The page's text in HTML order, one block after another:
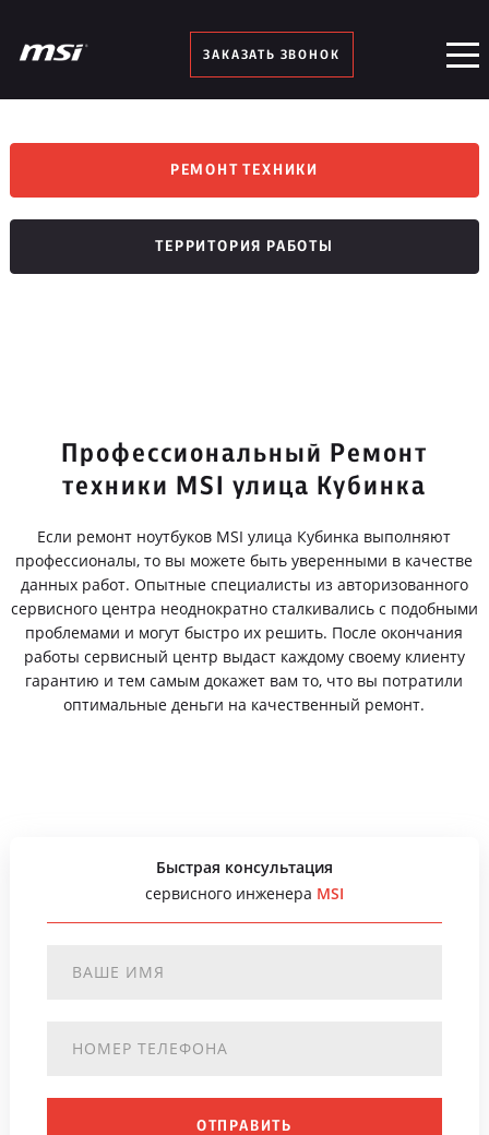
ЗАКАЗАТЬ ЗВОНОК
РЕМОНТ ТЕХНИКИ
ТЕРРИТОРИЯ РАБОТЫ
Профессиональный Ремонт
техники MSI улица Кубинка
Если ремонт ноутбуков MSI улица Кубинка выполняют
профессионалы, то вы можете быть уверенными в качестве
данных работ. Опытные специалисты из авторизованного
сервисного центра неоднократно сталкивались с подобными
проблемами и могут быстро их решить. После окончания
работы сервисный центр выдаст каждому своему клиенту
гарантию и тем самым докажет вам то, что вы потратили
оптимальные деньги на качественный ремонт.
Быстрая консультация
сервисного инженера MSI
ОТПРАВИТЬ